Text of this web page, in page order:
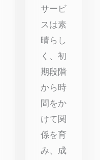
サービ
スは素
晴らし
く、初
期段階
から時
間をか
けて関
係を育
み、成